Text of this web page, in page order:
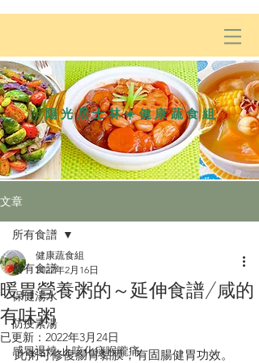
陽光居士林☀️健康蔬食組
文章
所有食譜
保健湯水
防疫素湯
感冒退燒·止咳化痰喉嚨痛
所有食譜
暖胃營養粥的～延伸食譜/咸的
有味粥
健康蔬食組
2022年2月16日
已更新： 2022年3月24日
此粥可修復腸胃黏膜，有固腸健胃功效。